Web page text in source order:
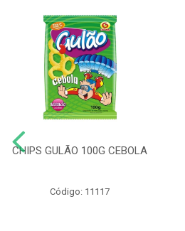
CHIPS GULÃO 100G CEBOLA
Código: 11117